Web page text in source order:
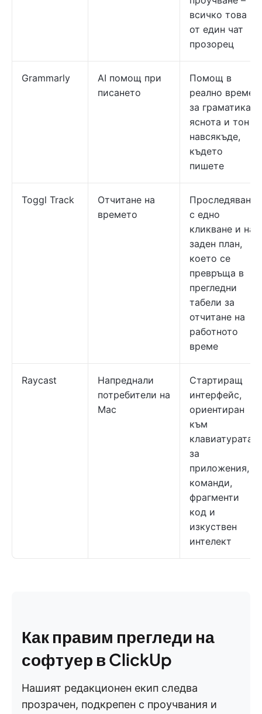
всичко това
от един чат
прозорец
Grammarly
AI помощ при
писането
Помощ в
реално време
за граматика,
яснота и тон
навсякъде,
където
пишете
Toggl Track
Отчитане на
времето
Проследяване
с едно
кликване и на
заден план,
което се
превръща в
прегледни
табели за
отчитане на
работното
време
Raycast
Напреднали
потребители на
Mac
Стартиращ
интерфейс,
ориентиран
към
клавиатурата,
за
приложения,
команди,
фрагменти
код и
изкуствен
интелект
Как правим прегледи на
софтуер в ClickUp
Нашият редакционен екип следва
прозрачен, подкрепен с проучвания и